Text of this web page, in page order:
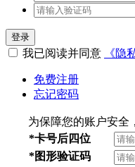
登录
我已阅读并同意 《隐
免费注册
忘记密码
为保障您的账户安全
*卡号后四位
*图形验证码